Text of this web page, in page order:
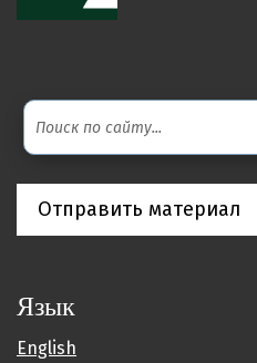
Отправить материал
Язык
English